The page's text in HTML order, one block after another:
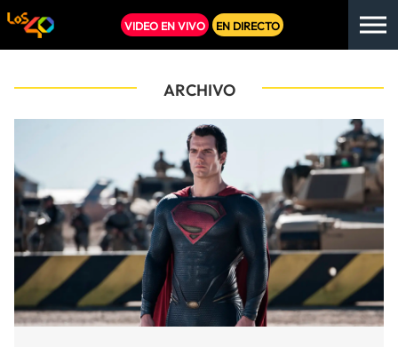
VIDEO EN VIVO EN DIRECTO
ARCHIVO